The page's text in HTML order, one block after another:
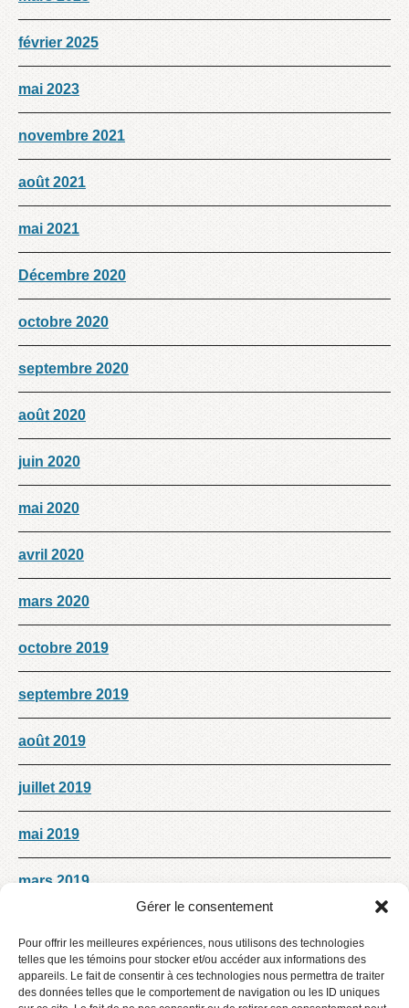
Gérer le consentement
Pour offrir les meilleures expériences, nous utilisons des technologies
telles que les témoins pour stocker et/ou accéder aux informations des
appareils. Le fait de consentir à ces technologies nous permettra de traiter
des données telles que le comportement de navigation ou les ID uniques
février 2025
mai 2023
novembre 2021
août 2021
mai 2021
Décembre 2020
octobre 2020
septembre 2020
août 2020
juin 2020
mai 2020
avril 2020
mars 2020
octobre 2019
septembre 2019
août 2019
juillet 2019
mai 2019
mars 2019
octobre 2018